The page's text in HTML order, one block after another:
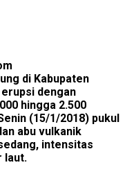
di Kabupaten
dengan
hingga 2.500
(15/1/2018) pukul
abu vulkanik
intensitas
laut.